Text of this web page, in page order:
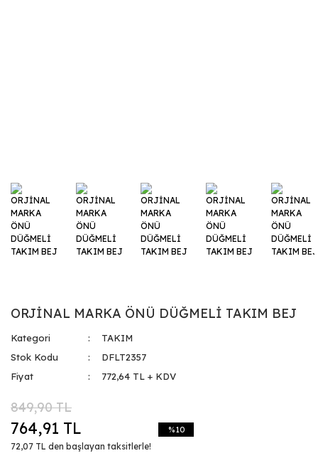
ORJİNAL MARKA ÖNÜ DÜĞMELİ TAKIM BEJ
Kategori
TAKIM
Stok Kodu
DFLT2357
Fiyat
772,64 TL + KDV
849,90 TL
764,91 TL
72,07 TL den başlayan taksitlerle!
%10